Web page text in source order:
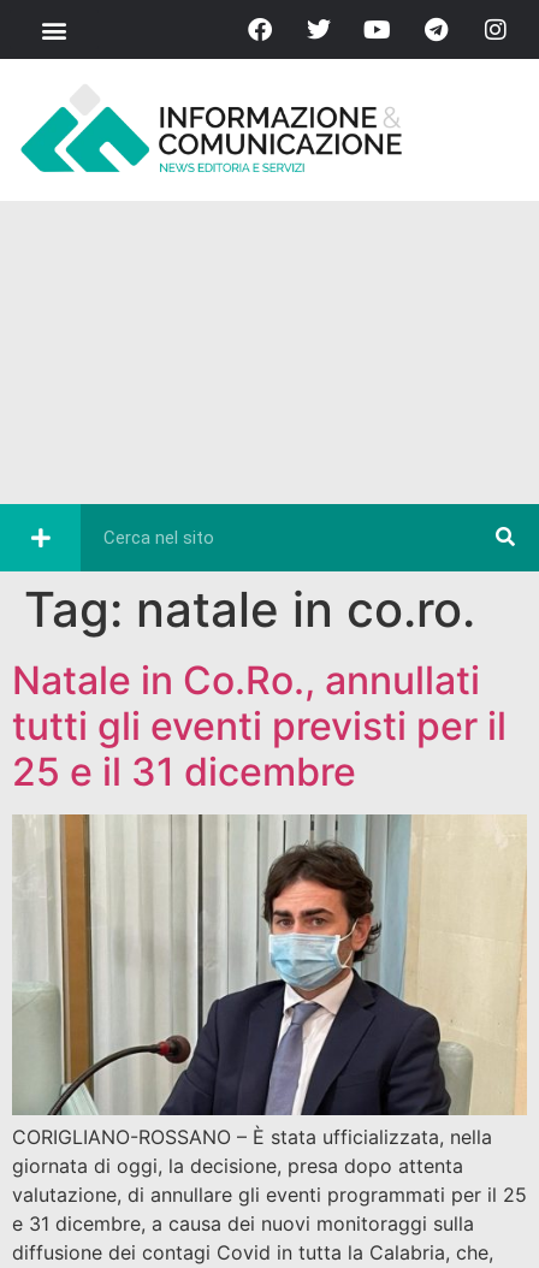
Tag: natale in co.ro.
Natale in Co.Ro., annullati
tutti gli eventi previsti per il
25 e il 31 dicembre
CORIGLIANO-ROSSANO – È stata ufficializzata, nella
giornata di oggi, la decisione, presa dopo attenta
valutazione, di annullare gli eventi programmati per il 25
e 31 dicembre, a causa dei nuovi monitoraggi sulla
diffusione dei contagi Covid in tutta la Calabria, che,